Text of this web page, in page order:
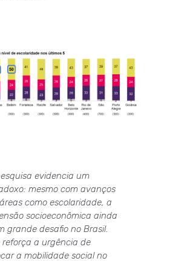
evidencia um
mesmo com avanços
como escolaridade, a
socioeconômica ainda
grande desafio no Brasil.
reforça a urgência de
a mobilidade social no